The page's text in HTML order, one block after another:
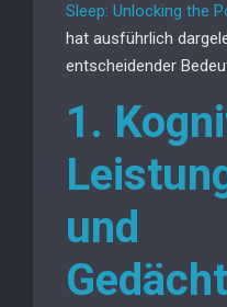
Sleep: Unlocking the
hat ausführlich
entscheidender
1.
und